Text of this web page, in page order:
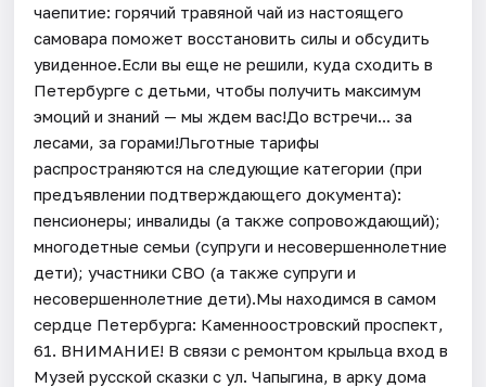
чаепитие: горячий травяной чай из настоящего
самовара поможет восстановить силы и обсудить
увиденное.Если вы еще не решили, куда сходить в
Петербурге с детьми, чтобы получить максимум
эмоций и знаний — мы ждем вас!До встречи... за
лесами, за горами!Льготные тарифы
распространяются на следующие категории (при
предъявлении подтверждающего документа):
пенсионеры; инвалиды (а также сопровождающий);
многодетные семьи (супруги и несовершеннолетние
дети); участники СВО (а также супруги и
несовершеннолетние дети).Мы находимся в самом
сердце Петербурга: Каменноостровский проспект,
61. ВНИМАНИЕ! В связи с ремонтом крыльца вход в
Музей русской сказки с ул. Чапыгина, в арку дома